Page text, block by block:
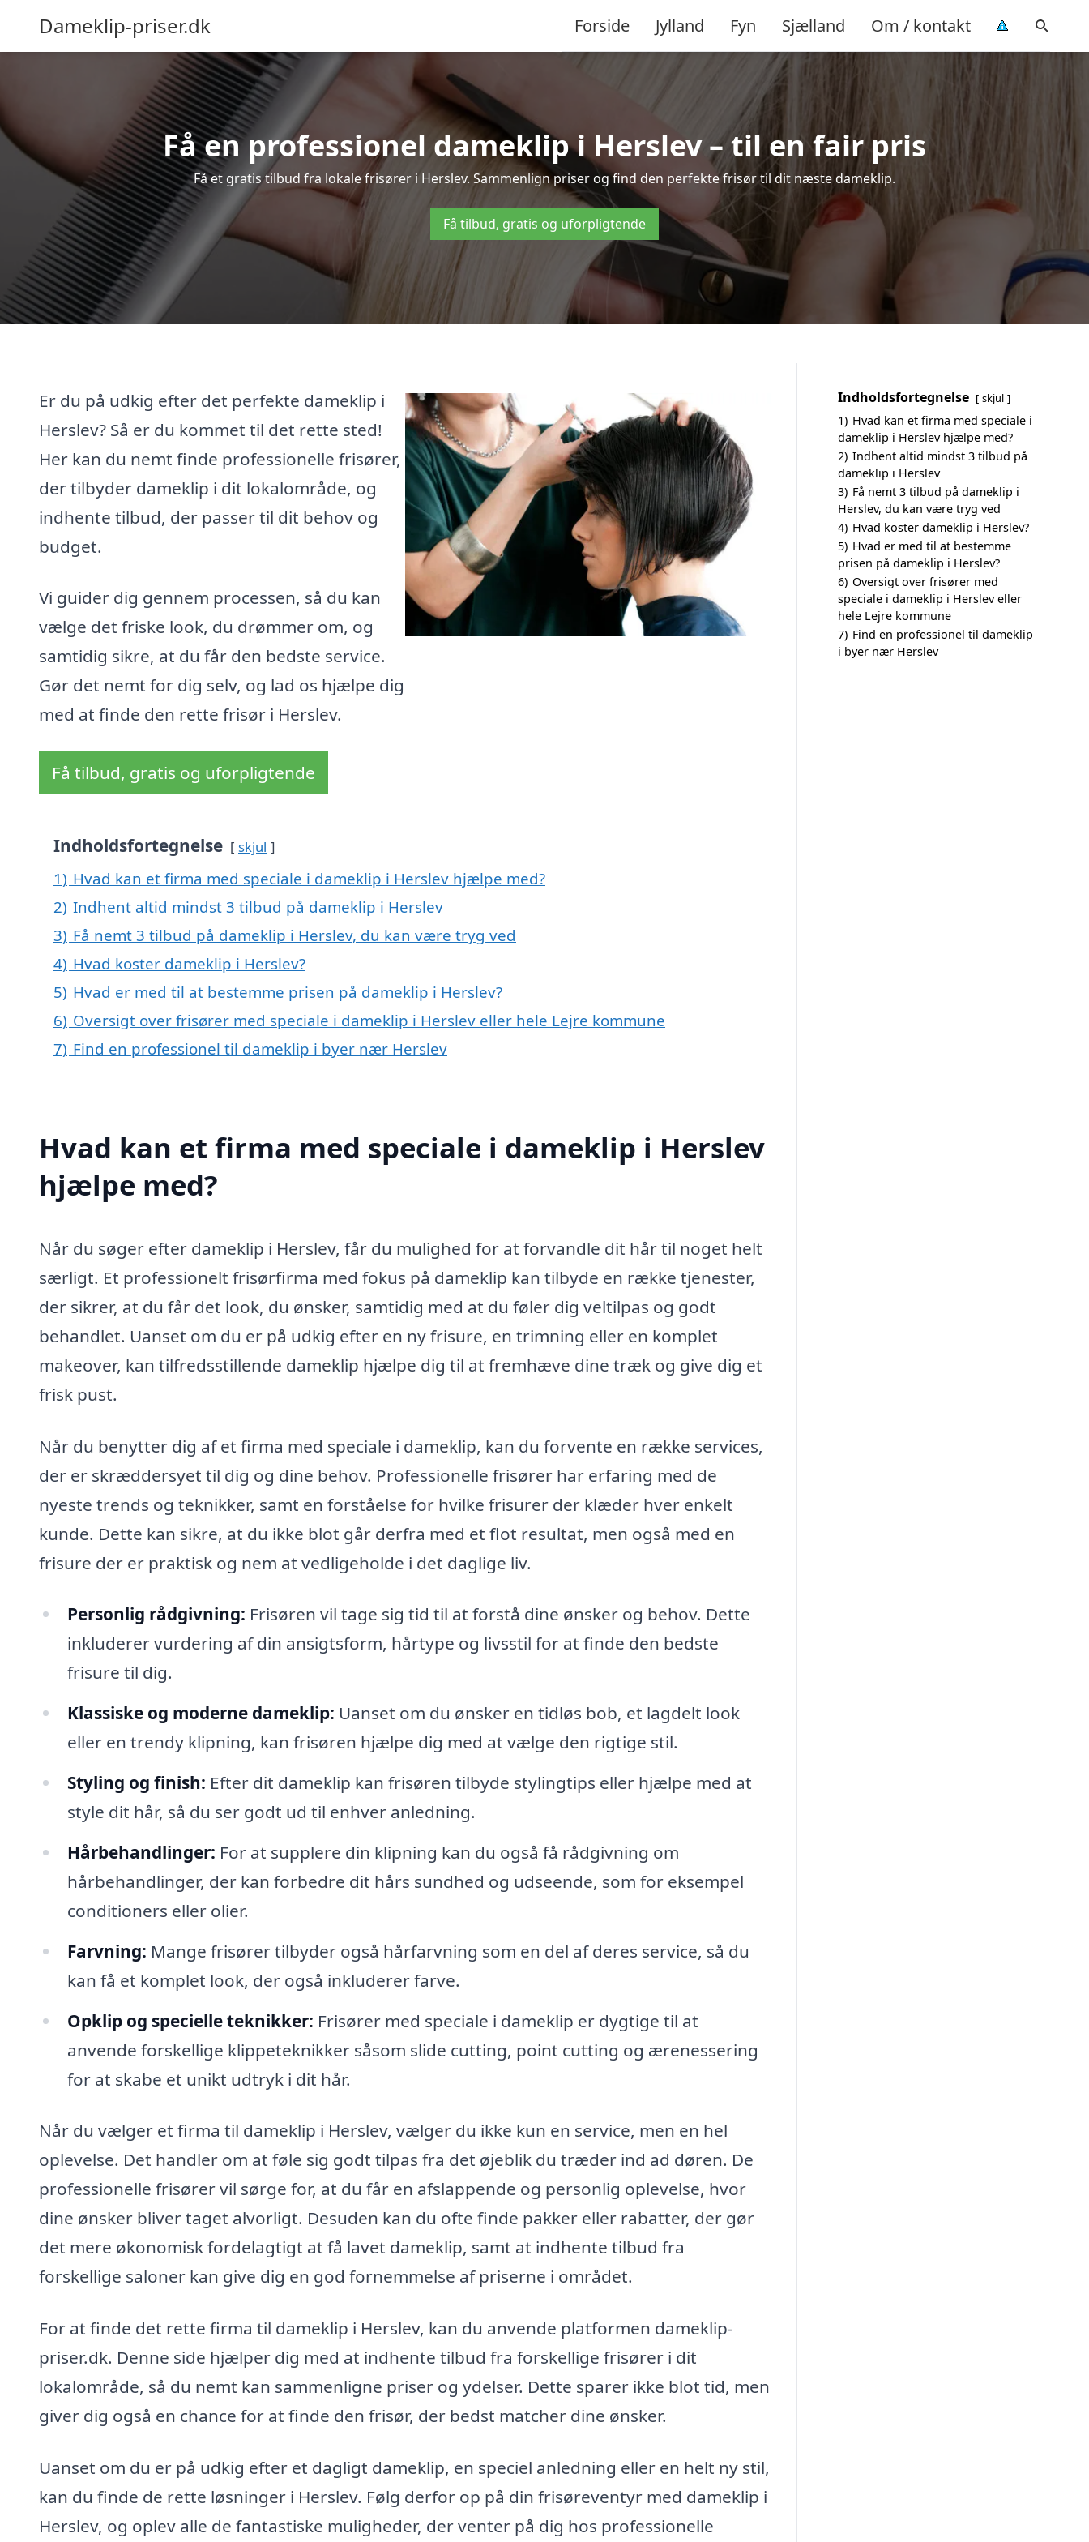
Dameklip-priser.dk Forside Jylland Fyn Sjælland Om / kontakt
Få en professionel dameklip i Herslev – til en fair pris
Få et gratis tilbud fra lokale frisører i Herslev. Sammenlign priser og find den perfekte frisør til dit næste dameklip.
Få tilbud, gratis og uforpligtende
Er du på udkig efter det perfekte dameklip i
Herslev? Så er du kommet til det rette sted!
Her kan du nemt finde professionelle frisører,
der tilbyder dameklip i dit lokalområde, og
indhente tilbud, der passer til dit behov og
budget.
Vi guider dig gennem processen, så du kan
vælge det friske look, du drømmer om, og
samtidig sikre, at du får den bedste service.
Gør det nemt for dig selv, og lad os hjælpe dig
med at finde den rette frisør i Herslev.
Få tilbud, gratis og uforpligtende
Indholdsfortegnelse skjul
1) Hvad kan et firma med speciale i dameklip i Herslev hjælpe med?
2) Indhent altid mindst 3 tilbud på dameklip i Herslev
3) Få nemt 3 tilbud på dameklip i Herslev, du kan være tryg ved
4) Hvad koster dameklip i Herslev?
5) Hvad er med til at bestemme prisen på dameklip i Herslev?
6) Oversigt over frisører med speciale i dameklip i Herslev eller hele Lejre kommune
7) Find en professionel til dameklip i byer nær Herslev
Hvad kan et firma med speciale i dameklip i Herslev
hjælpe med?
Når du søger efter dameklip i Herslev, får du mulighed for at forvandle dit hår til noget helt
særligt. Et professionelt frisørfirma med fokus på dameklip kan tilbyde en række tjenester,
der sikrer, at du får det look, du ønsker, samtidig med at du føler dig veltilpas og godt
behandlet. Uanset om du er på udkig efter en ny frisure, en trimning eller en komplet
makeover, kan tilfredsstillende dameklip hjælpe dig til at fremhæve dine træk og give dig et
frisk pust.
Når du benytter dig af et firma med speciale i dameklip, kan du forvente en række services,
der er skræddersyet til dig og dine behov. Professionelle frisører har erfaring med de
nyeste trends og teknikker, samt en forståelse for hvilke frisurer der klæder hver enkelt
kunde. Dette kan sikre, at du ikke blot går derfra med et flot resultat, men også med en
frisure der er praktisk og nem at vedligeholde i det daglige liv.
Personlig rådgivning: Frisøren vil tage sig tid til at forstå dine ønsker og behov. Dette
inkluderer vurdering af din ansigtsform, hårtype og livsstil for at finde den bedste
frisure til dig.
Klassiske og moderne dameklip: Uanset om du ønsker en tidløs bob, et lagdelt look
eller en trendy klipning, kan frisøren hjælpe dig med at vælge den rigtige stil.
Styling og finish: Efter dit dameklip kan frisøren tilbyde stylingtips eller hjælpe med at
style dit hår, så du ser godt ud til enhver anledning.
Hårbehandlinger: For at supplere din klipning kan du også få rådgivning om
hårbehandlinger, der kan forbedre dit hårs sundhed og udseende, som for eksempel
conditioners eller olier.
Farvning: Mange frisører tilbyder også hårfarvning som en del af deres service, så du
kan få et komplet look, der også inkluderer farve.
Opklip og specielle teknikker: Frisører med speciale i dameklip er dygtige til at
anvende forskellige klippeteknikker såsom slide cutting, point cutting og ærenessering
for at skabe et unikt udtryk i dit hår.
Når du vælger et firma til dameklip i Herslev, vælger du ikke kun en service, men en hel
oplevelse. Det handler om at føle sig godt tilpas fra det øjeblik du træder ind ad døren. De
professionelle frisører vil sørge for, at du får en afslappende og personlig oplevelse, hvor
dine ønsker bliver taget alvorligt. Desuden kan du ofte finde pakker eller rabatter, der gør
det mere økonomisk fordelagtigt at få lavet dameklip, samt at indhente tilbud fra
forskellige saloner kan give dig en god fornemmelse af priserne i området.
For at finde det rette firma til dameklip i Herslev, kan du anvende platformen dameklip-
priser.dk. Denne side hjælper dig med at indhente tilbud fra forskellige frisører i dit
lokalområde, så du nemt kan sammenligne priser og ydelser. Dette sparer ikke blot tid, men
giver dig også en chance for at finde den frisør, der bedst matcher dine ønsker.
Uanset om du er på udkig efter et dagligt dameklip, en speciel anledning eller en helt ny stil,
kan du finde de rette løsninger i Herslev. Følg derfor op på din frisøreventyr med dameklip i
Herslev, og oplev alle de fantastiske muligheder, der venter på dig hos professionelle
Indholdsfortegnelse skjul
1) Hvad kan et firma med speciale i
dameklip i Herslev hjælpe med?
2) Indhent altid mindst 3 tilbud på
dameklip i Herslev
3) Få nemt 3 tilbud på dameklip i
Herslev, du kan være tryg ved
4) Hvad koster dameklip i Herslev?
5) Hvad er med til at bestemme
prisen på dameklip i Herslev?
6) Oversigt over frisører med
speciale i dameklip i Herslev eller
hele Lejre kommune
7) Find en professionel til dameklip
i byer nær Herslev